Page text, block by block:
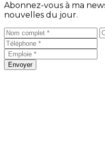
Abonnez-vous à ma
nouvelles du jour.
Envoyer